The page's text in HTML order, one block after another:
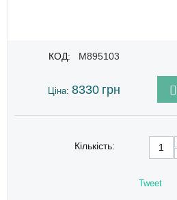
КОД: M895103
Ціна: 8330 грн
Кількість:
Tweet